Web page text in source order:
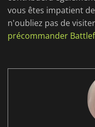
vous êtes impatient
n'oubliez pas de
précommander